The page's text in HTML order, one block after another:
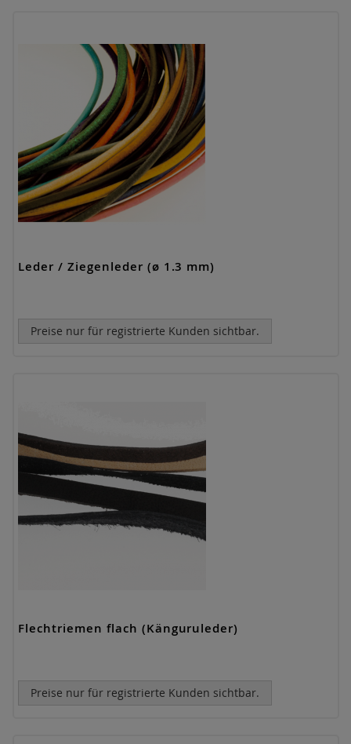
Leder / Ziegenleder (ø 1.3 mm)
Preise nur für registrierte Kunden sichtbar.
Flechtriemen flach (Känguruleder)
Preise nur für registrierte Kunden sichtbar.